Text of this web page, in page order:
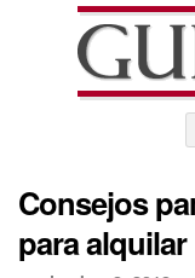
Consejos
para alquilar